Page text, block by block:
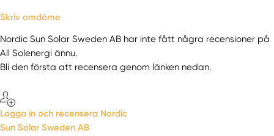
Skriv omdöme
Nordic Sun Solar Sweden AB har inte fått några recensioner på
All Solenergi ännu.
Bli den första att recensera genom länken nedan.
Logga in och recensera Nordic
Sun Solar Sweden AB